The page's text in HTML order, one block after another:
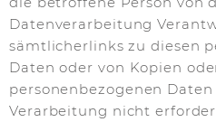
Datenverarbeitung
sämtlicherlinks zu diesen
Daten oder von Kopien
personenbezogenen
Verarbeitung nicht